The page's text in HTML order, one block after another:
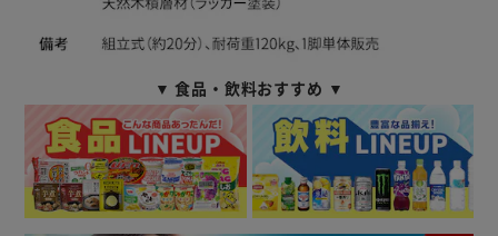
▼ 食品・飲料おすすめ ▼